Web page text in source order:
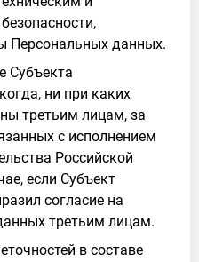
Персональных данных.
Субъекта
ни при каких
третьим лицам, за
с исполнением
Российской
если Субъект
согласие на
третьим лицам.
в составе